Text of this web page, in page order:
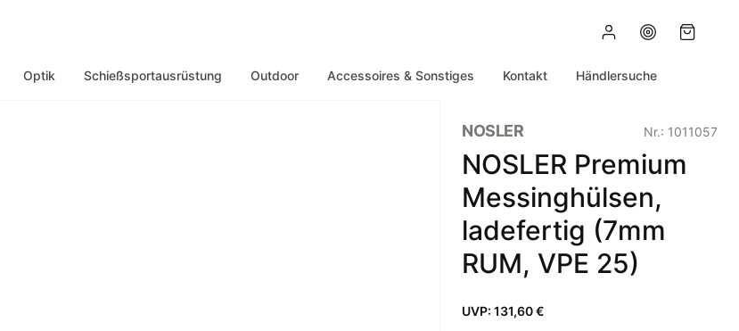
Optik Schießsportausrüstung Outdoor Accessoires & Sonstiges Kontakt Händlersuche
NOSLER Nr.: 1011057
NOSLER Premium
Messinghülsen,
ladefertig (7mm
RUM, VPE 25)
UVP: 131,60 €